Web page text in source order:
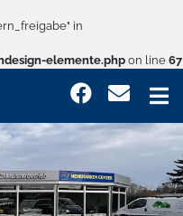
in
elemente.php on line 67